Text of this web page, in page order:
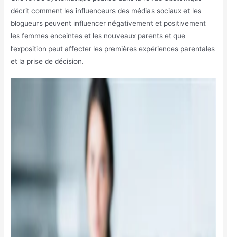
décrit comment les influenceurs des médias sociaux et les
blogueurs peuvent influencer négativement et positivement
les femmes enceintes et les nouveaux parents et que
l’exposition peut affecter les premières expériences parentales
et la prise de décision.